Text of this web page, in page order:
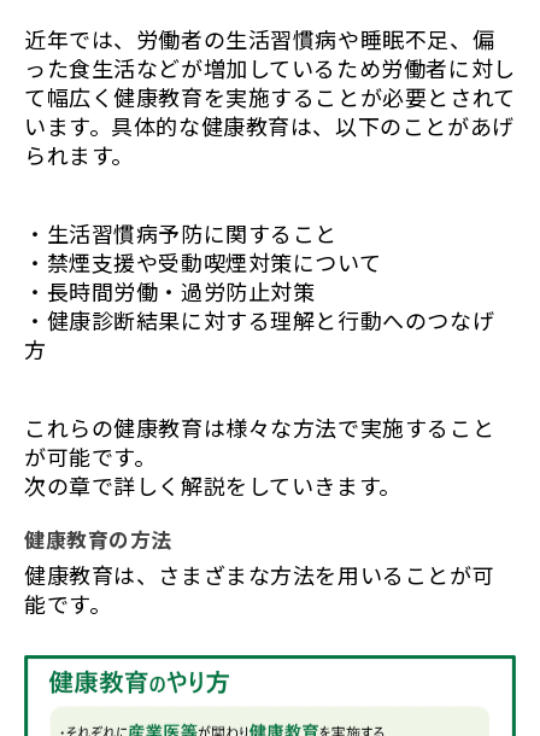
近年では、労働者の生活習慣病や睡眠不足、偏
った食生活などが増加しているため労働者に対し
て幅広く健康教育を実施することが必要とされて
います。具体的な健康教育は、以下のことがあげ
られます。
・生活習慣病予防に関すること
・禁煙支援や受動喫煙対策について
・長時間労働・過労防止対策
・健康診断結果に対する理解と行動へのつなげ
方
これらの健康教育は様々な方法で実施すること
が可能です。
次の章で詳しく解説をしていきます。
健康教育の方法
健康教育は、さまざまな方法を用いることが可
能です。